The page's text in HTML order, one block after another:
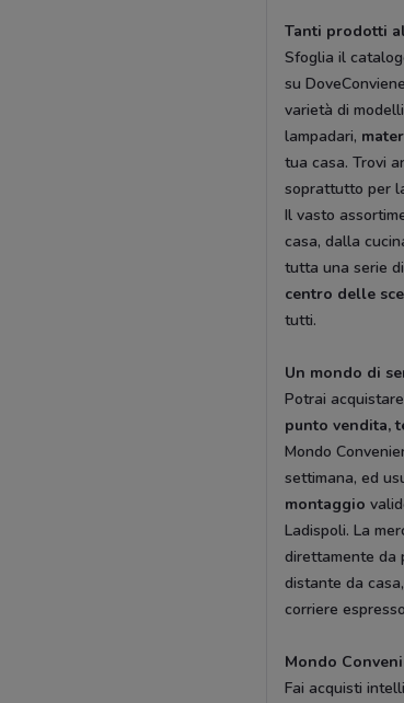
Tanti prodotti
Sfoglia il
su
varietà di
lampadari,
tua casa. Trovi
soprattutto per
Il vasto
casa, dalla
tutta una serie
centro delle
tutti.
Un mondo di
Potrai
punto vendita,
Mondo
settimana, ed
montaggio
Ladispoli. La
direttamente da
distante da
corriere
Mondo
Fai acquisti